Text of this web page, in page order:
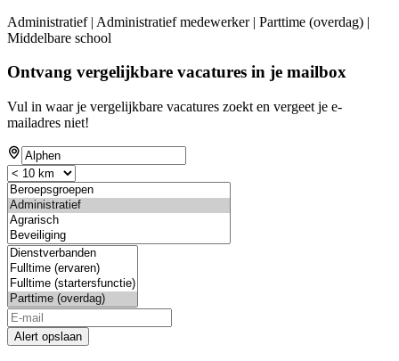
Administratief | Administratief medewerker | Parttime (overdag) |
Middelbare school
Ontvang vergelijkbare vacatures in je mailbox
Vul in waar je vergelijkbare vacatures zoekt en vergeet je e-
mailadres niet!
Alert opslaan